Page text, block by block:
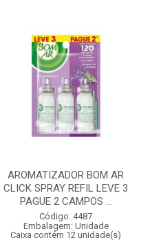
AROMATIZADOR BOM AR
CLICK SPRAY REFIL LEVE 3
PAGUE 2 CAMPOS ...
Código: 4487
Embalagem: Unidade
Caixa contém 12 unidade(s)